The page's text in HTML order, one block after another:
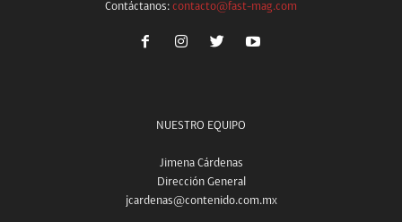
Contáctanos: contacto@fast-mag.com
NUESTRO EQUIPO
Jimena Cárdenas
Dirección General
jcardenas@contenido.com.mx